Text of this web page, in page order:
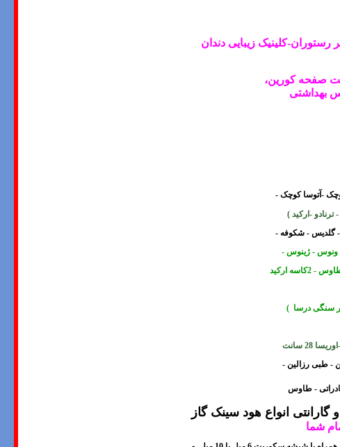
کلینیک زیبایی دندان
صفحه کورین،
بهداشتی
-آتوسا کوچک -
و -ارکید )
- گلدیس - شکوفه -
- ونوس - ژینوس -
ارکید
سنگی درسا )
- طاوس
انواع هود سینک گاز
شما